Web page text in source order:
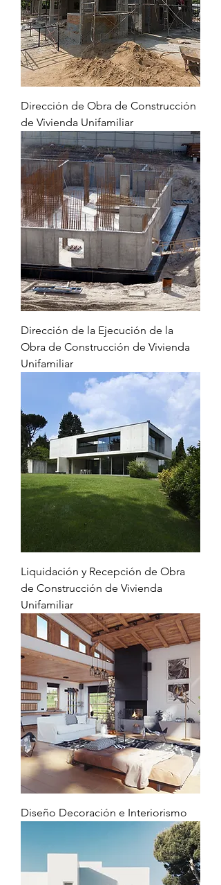
Dirección de Obra de Construcción
de Vivienda Unifamiliar
Dirección de la Ejecución de la
Obra de Construcción de Vivienda
Unifamiliar
Liquidación y Recepción de Obra
de Construcción de Vivienda
Unifamiliar
Diseño Decoración e Interiorismo